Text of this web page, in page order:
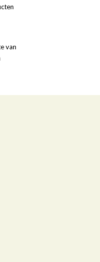
van